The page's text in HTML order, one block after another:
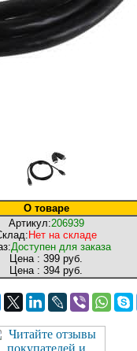
О товаре
Артикул:206939
Нет на складе
Доступен для заказа
Цена : 399 руб.
Цена : 394 руб.